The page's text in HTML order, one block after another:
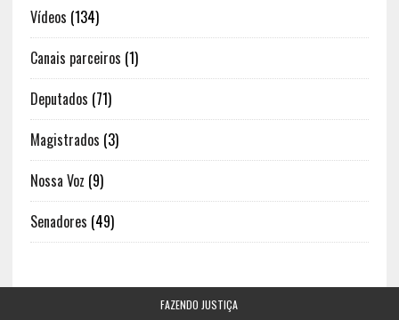
Vídeos (134)
Canais parceiros (1)
Deputados (71)
Magistrados (3)
Nossa Voz (9)
Senadores (49)
FAZENDO JUSTIÇA